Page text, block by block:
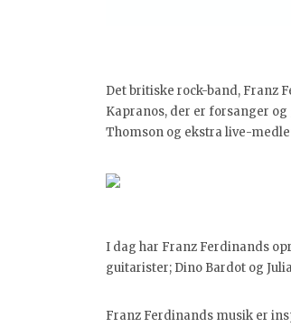
Det britiske rock-band, Franz
Kapranos, der er forsanger
Thomson og ekstra live-
I dag har Franz Ferdinands
guitarister; Dino Bardot og
Franz Ferdinands musik er